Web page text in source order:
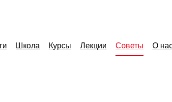
Школа Курсы Лекции Советы О